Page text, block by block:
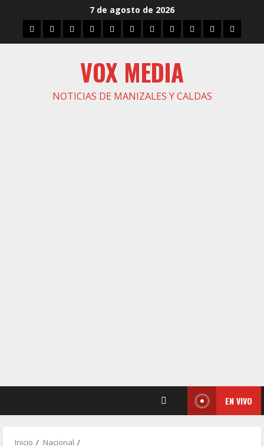
contenido
7 de agosto de 2026
InicioCaldasManizales
PolíticaMunicipios
Vías
Zona
Verde
Caricatura
ConarteCrónicas
VOX MEDIA
NOTICIAS DE MANIZALES Y CALDAS
EN VIVO
Inicio
Nacional